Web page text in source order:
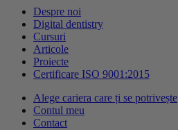
Despre noi
Digital dentistry
Cursuri
Articole
Proiecte
Certificare ISO 9001:2015
Alege cariera care ți se potrivește
Contul meu
Contact